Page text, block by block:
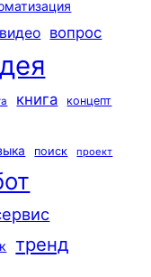
видео вопрос
книга
концепт
поиск проект
тренд